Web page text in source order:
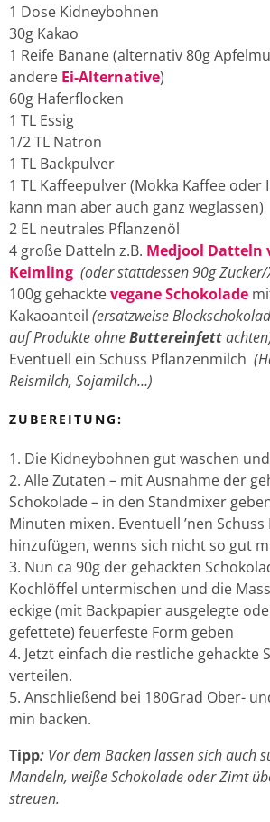
1 Dose Kidneybohnen
30g Kakao
1 Reife Banane (alternativ 80g
andere Ei-Alternative)
60g Haferflocken
1 TL Essig
1/2 TL Natron
1 TL Backpulver
1 TL Kaffeepulver (Mokka Kaffee oder
kann man aber auch ganz weglassen)
2 EL neutrales Pflanzenöl
4 große Datteln z.B. Medjool Datteln
Keimling (oder stattdessen 90g Zucker/
100g gehacktevegane Schokolade
Kakaoanteil (ersatzweise
auf Produkte ohneButtereinfett
Eventuell ein Schuss Pflanzenmilch
Reismilch, Sojamilch…)
ZUBEREITUNG:
Die Kidneybohnen gut waschen
Alle Zutaten – mit Ausnahme der
Schokolade – in den Standmixer
Minuten mixen. Eventuell ’nen
hinzufügen, wenns sich nicht so gut
Nun ca 90g der gehackten
Kochlöffel untermischen und die
eckige (mit Backpapier ausgelegte
gefettete) feuerfeste Form geben
Jetzt einfach die restliche gehackte
verteilen.
Anschließend bei 180Grad Ober-
min backen.
Tipp: Vor dem Backen lassen sich auch
Mandeln, weiße Schokolade oder Zimt
streuen.